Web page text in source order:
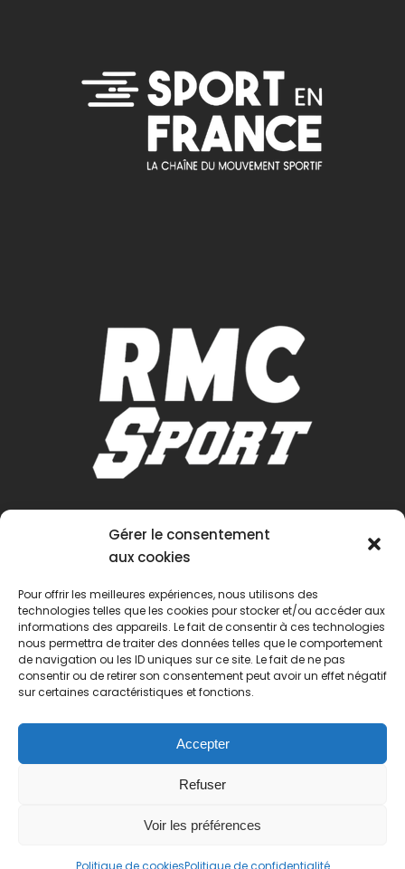
Gérer le consentement
aux cookies
Pour offrir les meilleures expériences, nous utilisons des
technologies telles que les cookies pour stocker et/ou accéder aux
informations des appareils. Le fait de consentir à ces technologies
nous permettra de traiter des données telles que le comportement
de navigation ou les ID uniques sur ce site. Le fait de ne pas
consentir ou de retirer son consentement peut avoir un effet négatif
sur certaines caractéristiques et fonctions.
Accepter
Refuser
Voir les préférences
Politique de cookiesPolitique de confidentialité